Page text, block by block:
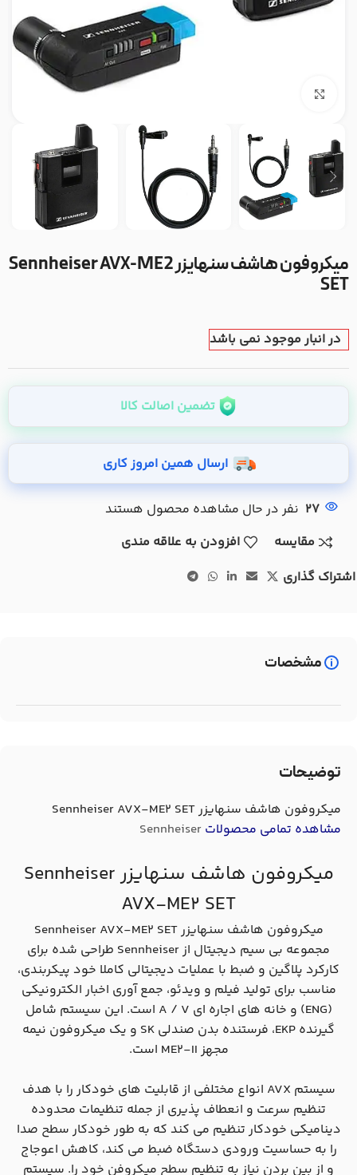
میکروفون هاشف سنهایزر Sennheiser AVX-ME2
SET
در انبار موجود نمی باشد
تضمین اصالت کالا
ارسال همین امروز کاری
27 نفر در حال مشاهده محصول هستند
مقایسه
افزودن به علاقه مندی
اشتراک گذاری
توضیحات
میکروفون هاشف سنهایزر Sennheiser AVX-ME2 SET
مشاهده تمامی محصولات Sennheiser
میکروفون هاشف سنهایزر Sennheiser
AVX-ME2 SET
میکروفون هاشف سنهایزر Sennheiser AVX-ME2 SET
مجموعه بی سیم دیجیتال از Sennheiser طراحی شده برای
کارکرد پلاگین و ضبط با عملیات دیجیتالی کاملا خود پیکربندی،
مناسب برای تولید فیلم و ویدئو، جمع آوری اخبار الکترونیکی
(ENG) و خانه های اجاره ای A / V است. این سیستم شامل
گیرنده EKP، فرستنده بدن صندلی SK و یک میکروفون نیمه
مجهز ME2-II است.
سیستم AVX انواع مختلفی از قابلیت های خودکار را با هدف
تنظیم سرعت و انعطاف پذیری از جمله تنظیمات محدوده
دینامیکی خودکار تنظیم می کند که به طور خودکار سطح صدا
را به حساسیت ورودی دستگاه ضبط می کند، کاهش اعوجاج
و از بین بردن نیاز به تنظیم سطح میکروفن خود را. سیستم
مشخصات